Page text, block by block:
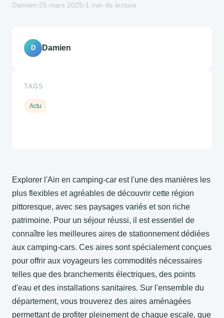
Damien•25 mars 2025•1 min de lecture
Explorer l'Ain en camping-car est l'une des manières les
plus flexibles et agréables de découvrir cette région
pittoresque, avec ses paysages variés et son riche
patrimoine. Pour un séjour réussi, il est essentiel de
connaître les meilleures aires de stationnement dédiées
aux camping-cars. Ces aires sont spécialement conçues
pour offrir aux voyageurs les commodités nécessaires
telles que des branchements électriques, des points
d'eau et des installations sanitaires. Sur l'ensemble du
département, vous trouverez des aires aménagées
permettant de profiter pleinement de chaque escale, que
D Damien
TAGS
Actu